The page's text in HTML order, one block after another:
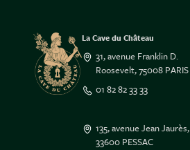
La Cave du Château
31, avenue Franklin D.
Roosevelt, 75008 PARIS
01 82 82 33 33
135, avenue Jean Jaurès,
33600 PESSAC